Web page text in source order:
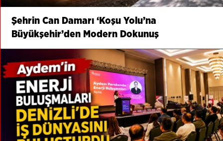
Şehrin Can Damarı ‘Koşu Yolu’na
Büyükşehir’den Modern Dokunuş